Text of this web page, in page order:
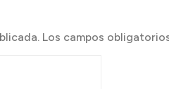
Los campos